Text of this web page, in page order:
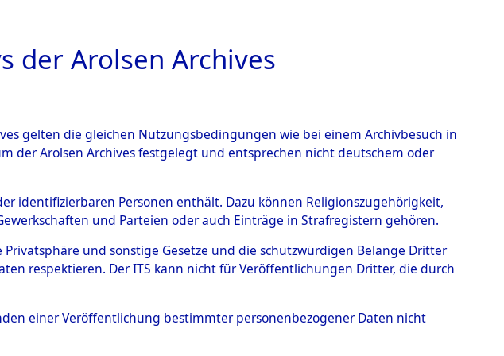
ÜBERSICHT BILD
unbekannte ausländische
Todesopfer aus
Grabstätten.→0004 (84609500)
der Arolsen Archives
gelten die gleichen Nutzungsbedingungen wie bei einem Archivbesuch in
der Arolsen Archives festgelegt und entsprechen nicht deutschem oder
identifizierbaren Personen enthält. Dazu können Religionszugehörigkeit,
und Parteien oder auch Einträge in Strafregistern gehören.
und sonstige Gesetze und die schutzwürdigen Belange Dritter
respektieren. Der ITS kann nicht für Veröffentlichungen Dritter, die durch
einer Veröffentlichung bestimmter personenbezogener Daten nicht